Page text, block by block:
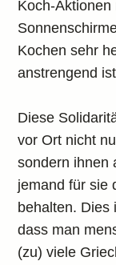
Koch-
Kochen sehr
anstrengend
Diese
vor Ort nicht
sondern ihnen
jemand für sie
behalten. Dies
dass man
(zu) viele